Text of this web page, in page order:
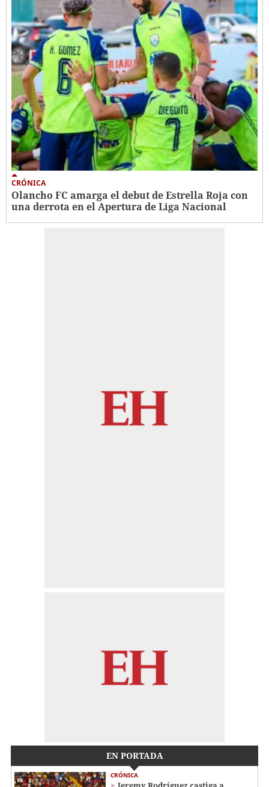
CRÓNICA
Olancho FC amarga el debut de Estrella Roja con
una derrota en el Apertura de Liga Nacional
EN PORTADA
CRÓNICA